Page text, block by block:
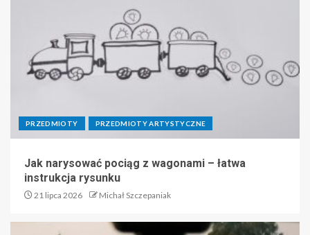
PRZEDMIOTY PRZEDMIOTY ARTYSTYCZNE
Jak narysować pociąg z wagonami – łatwa
instrukcja rysunku
21 lipca 2026 Michał Szczepaniak